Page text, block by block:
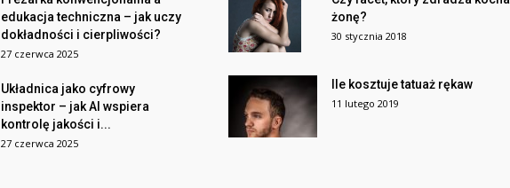
edukacja techniczna – jak uczy
dokładności i cierpliwości?
27 czerwca 2025
Układnica jako cyfrowy
inspektor – jak AI wspiera
kontrolę jakości i...
27 czerwca 2025
żonę?
30 stycznia 2018
Ile kosztuje tatuaż rękaw
11 lutego 2019